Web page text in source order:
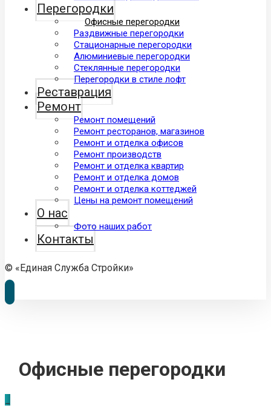
Перегородки
Офисные перегородки
Раздвижные перегородки
Стационарные перегородки
Алюминиевые перегородки
Стеклянные перегородки
Перегородки в стиле лофт
Реставрация
Ремонт
Ремонт помещений
Ремонт ресторанов, магазинов
Ремонт и отделкa офисов
Ремонт производств
Ремонт и отделкa квартир
Ремонт и отделка домов
Ремонт и отделка коттеджей
Цены на ремонт помещений
О нас
Фото наших работ
Контакты
© «Единая Служба Стройки»
Офисные перегородки